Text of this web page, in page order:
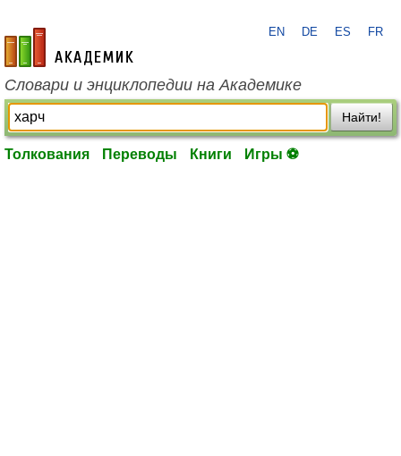
academic.ru
EN DE ES FR
Словари и энциклопедии на Академике
Найти!
Толкования Переводы Книги Игры ⚽